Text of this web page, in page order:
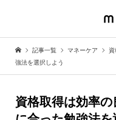
記事一覧 マネーケア
強法を選択しよう
資格取得は効率